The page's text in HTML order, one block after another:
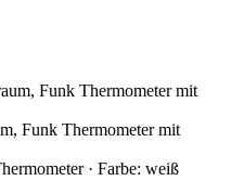
Funk Thermometer mit
· Farbe: weiß